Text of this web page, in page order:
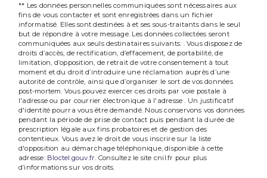
** Les données personnelles communiquées sont nécessaires aux
fins de vous contacter et sont enregistrées dans un fichier
informatisé. Elles sont destinées à et ses sous-traitants dans le seul
but de répondre à votre message. Les données collectées seront
communiquées aux seuls destinataires suivants: . Vous disposez de
droits d’accès, de rectification, d’effacement, de portabilité, de
limitation, d’opposition, de retrait de votre consentement à tout
moment et du droit d’introduire une réclamation auprès d’une
autorité de contrôle, ainsi que d’organiser le sort de vos données
post-mortem. Vous pouvez exercer ces droits par voie postale à
l'adresse ou par courrier électronique à l'adresse . Un justificatif
d'identité pourra vous être demandé. Nous conservons vos données
pendant la période de prise de contact puis pendant la durée de
prescription légale aux fins probatoires et de gestion des
contentieux. Vous avez le droit de vous inscrire sur la liste
d'opposition au démarchage téléphonique, disponible à cette
adresse: Bloctel.gouv.fr. Consultez le site cnil.fr pour plus
d’informations sur vos droits.